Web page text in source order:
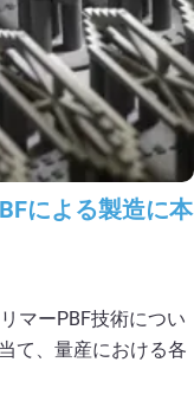
による製造に本
マーPBF技術につい
て、量産における各